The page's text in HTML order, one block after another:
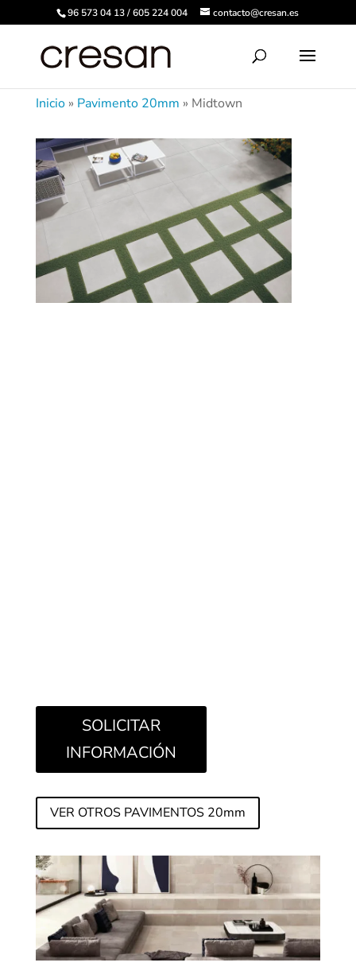
96 573 04 13 / 605 224 004 contacto@cresan.es
Inicio» Pavimento 20mm » Midtown
SOLICITAR
INFORMACIÓN
VER OTROS PAVIMENTOS 20mm